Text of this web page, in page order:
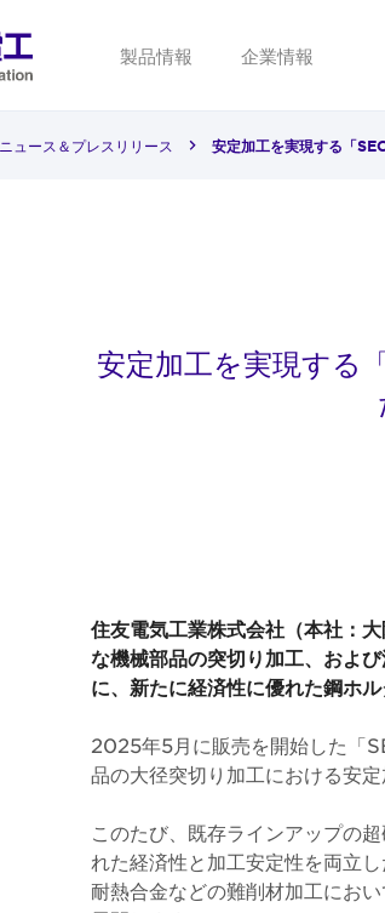
製品情報 企業情報
ニュース＆プレスリリース 安定加工を実現する「
安定加工を実現する
住友電気工業株式会社（本社：
な機械部品の突切り加工、およ
に、新たに経済性に優れた鋼ホ
2025年5月に販売を開始した「
品の大径突切り加工における安
このたび、既存ラインアップの
れた経済性と加工安定性を両立
耐熱合金などの難削材加工にお